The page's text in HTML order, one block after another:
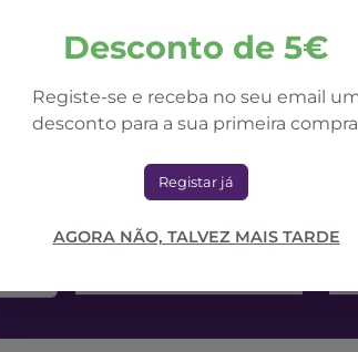
Desconto de 5€
Registe-se e receba no seu email
desconto para a sua primeira
Registar já
AGORA NÃO, TALVEZ MAIS TARDE
NUXE
Creme Dia Alfa 3R
71,42€